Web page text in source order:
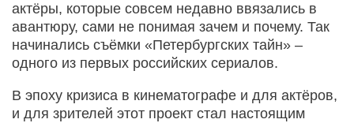
актёры, которые совсем недавно ввязались в
авантюру, сами не понимая зачем и почему. Так
начинались съёмки «Петербургских тайн» –
одного из первых российских сериалов.
В эпоху кризиса в кинематографе и для актёров,
и для зрителей этот проект стал настоящим